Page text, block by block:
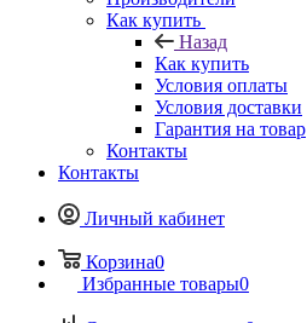
Как купить
Назад
Как купить
Условия оплаты
Условия доставки
Гарантия на товар
Контакты
Контакты
Личный кабинет
Корзина0
Избранные товары0